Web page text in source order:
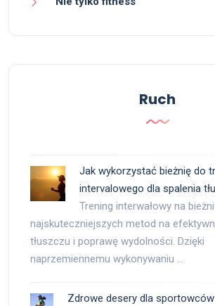
Ruch
Jak wykorzystać bieżnię do
intervalowego dla spalenia
Trening interwałowy na
najskuteczniejszych metod na
tłuszczu i poprawę wydolności. Dzięki
naprzemiennemu wykonywaniu …
Zdrowe desery dla sportowców